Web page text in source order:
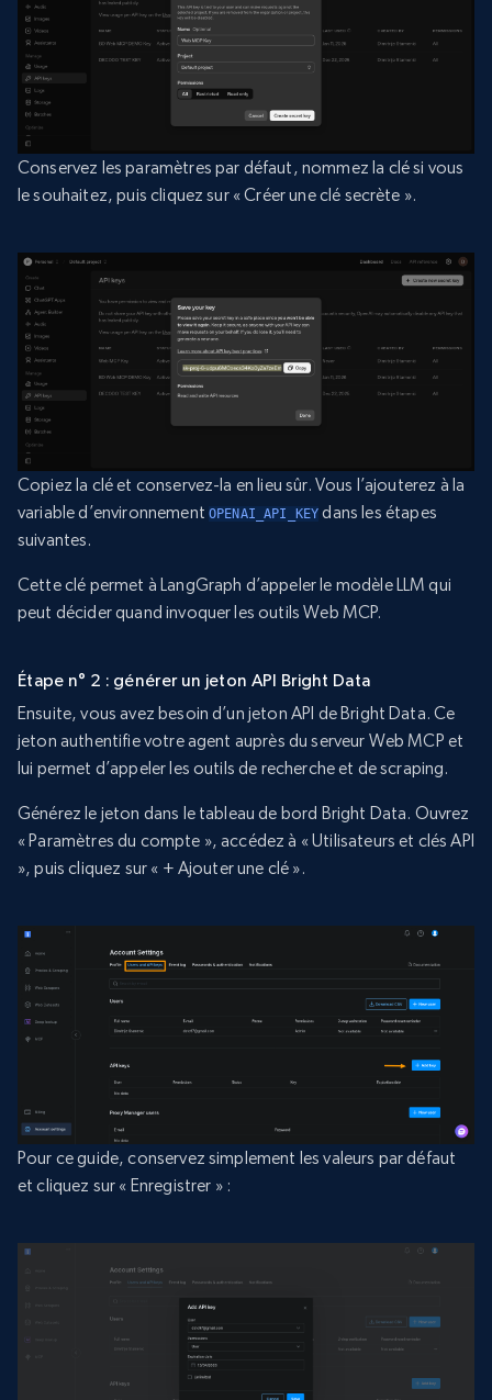
Conservez les paramètres par défaut, nommez la clé si vous
le souhaitez, puis cliquez sur « Créer une clé secrète ».
Copiez la clé et conservez-la en lieu sûr. Vous l’ajouterez à la
variable d’environnementOPENAI_API_KEY dans les étapes
suivantes.
Cette clé permet à LangGraph d’appeler le modèle LLM qui
peut décider quand invoquer les outils Web MCP.
Étape n° 2 : générer un jeton API Bright Data
Ensuite, vous avez besoin d’un jeton API de Bright Data. Ce
jeton authentifie votre agent auprès du serveur Web MCP et
lui permet d’appeler les outils de recherche et de scraping.
Générez le jeton dans le tableau de bord Bright Data. Ouvrez
« Paramètres du compte », accédez à « Utilisateurs et clés API
», puis cliquez sur « + Ajouter une clé ».
Pour ce guide, conservez simplement les valeurs par défaut
et cliquez sur « Enregistrer » :